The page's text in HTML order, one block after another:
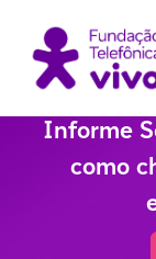
Informe
como